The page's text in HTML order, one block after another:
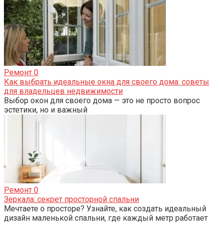
Ремонт 0
Как выбрать идеальные окна для своего дома: советы
для владельцев недвижимости
Выбор окон для своего дома — это не просто вопрос
эстетики, но и важный
Ремонт 0
Зеркала: секрет просторной спальни
Мечтаете о просторе? Узнайте, как создать идеальный
дизайн маленькой спальни, где каждый метр работает